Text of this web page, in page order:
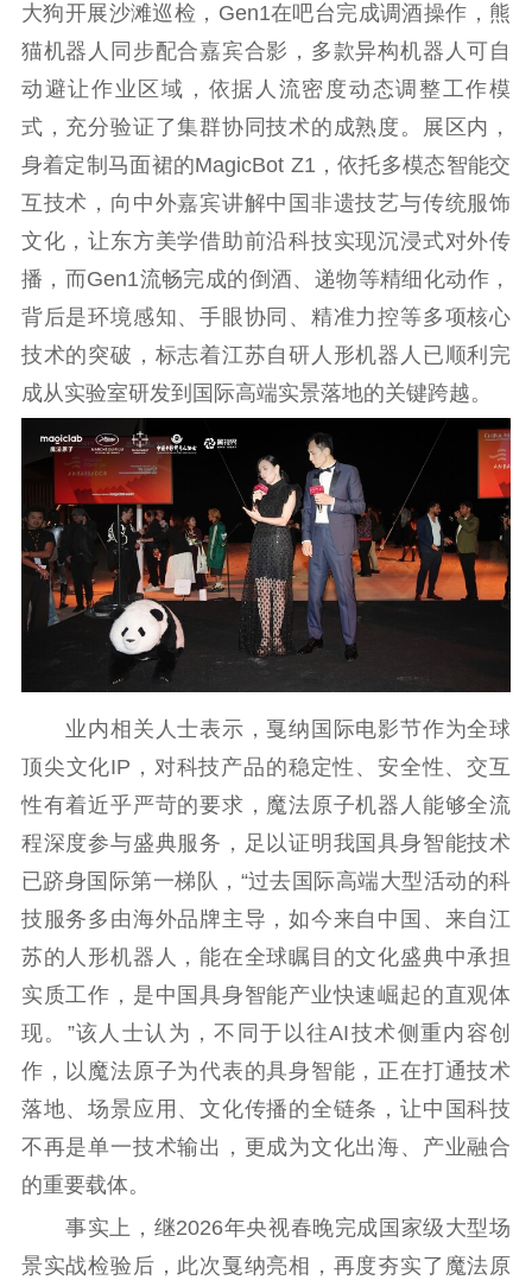
文化人才
紫金人才 职称评审
数据资源
公共服务
新时代公民素养
提升资源库
新闻出版
政务服务
作品著作权
登记服务
科研创新
服务管理平台
智库服务
管理平台
文艺创作
服务管理
文化产业
统计分析
数字出版
新闻发布工作备
案管理系统
电影
服务
理论宣讲
共建共享平台
政工继续教育学
习平台
责任编辑注册
业务申报系统
大狗开展沙滩巡检，Gen1在吧台完成调酒操作，熊
猫机器人同步配合嘉宾合影，多款异构机器人可自
动避让作业区域，依据人流密度动态调整工作模
式，充分验证了集群协同技术的成熟度。展区内，
身着定制马面裙的MagicBot Z1，依托多模态智能交
互技术，向中外嘉宾讲解中国非遗技艺与传统服饰
文化，让东方美学借助前沿科技实现沉浸式对外传
播，而Gen1流畅完成的倒酒、递物等精细化动作，
背后是环境感知、手眼协同、精准力控等多项核心
技术的突破，标志着江苏自研人形机器人已顺利完
成从实验室研发到国际高端实景落地的关键跨越。
业内相关人士表示，戛纳国际电影节作为全球
顶尖文化IP，对科技产品的稳定性、安全性、交互
性有着近乎严苛的要求，魔法原子机器人能够全流
程深度参与盛典服务，足以证明我国具身智能技术
已跻身国际第一梯队，“过去国际高端大型活动的科
技服务多由海外品牌主导，如今来自中国、来自江
苏的人形机器人，能在全球瞩目的文化盛典中承担
实质工作，是中国具身智能产业快速崛起的直观体
现。”该人士认为，不同于以往AI技术侧重内容创
作，以魔法原子为代表的具身智能，正在打通技术
落地、场景应用、文化传播的全链条，让中国科技
不再是单一技术输出，更成为文化出海、产业融合
的重要载体。
事实上，继2026年央视春晚完成国家级大型场
景实战检验后，此次戛纳亮相，再度夯实了魔法原